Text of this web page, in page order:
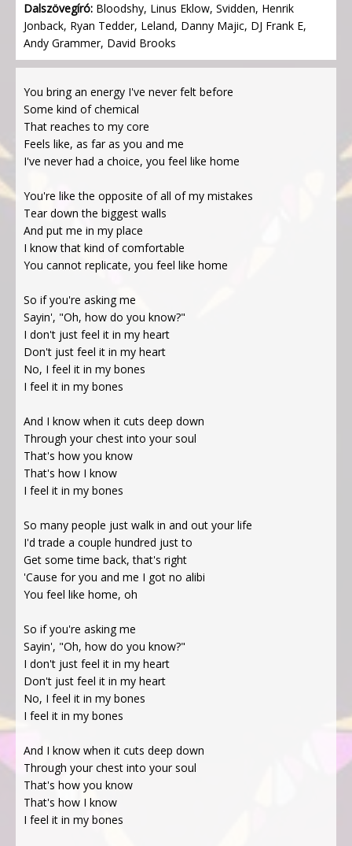
Dalszövegíró: Bloodshy, Linus Eklow, Svidden, Henrik
Jonback, Ryan Tedder, Leland, Danny Majic, DJ Frank E,
Andy Grammer, David Brooks
You bring an energy I've never felt before
Some kind of chemical
That reaches to my core
Feels like, as far as you and me
I've never had a choice, you feel like home
You're like the opposite of all of my mistakes
Tear down the biggest walls
And put me in my place
I know that kind of comfortable
You cannot replicate, you feel like home
So if you're asking me
Sayin', "Oh, how do you know?"
I don't just feel it in my heart
Don't just feel it in my heart
No, I feel it in my bones
I feel it in my bones
And I know when it cuts deep down
Through your chest into your soul
That's how you know
That's how I know
I feel it in my bones
So many people just walk in and out your life
I'd trade a couple hundred just to
Get some time back, that's right
'Cause for you and me I got no alibi
You feel like home, oh
So if you're asking me
Sayin', "Oh, how do you know?"
I don't just feel it in my heart
Don't just feel it in my heart
No, I feel it in my bones
I feel it in my bones
And I know when it cuts deep down
Through your chest into your soul
That's how you know
That's how I know
I feel it in my bones